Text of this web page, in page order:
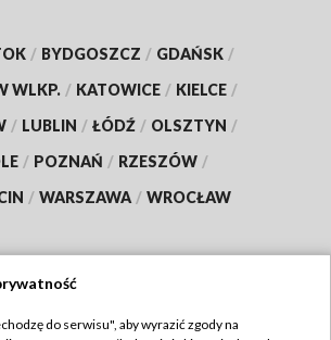
/ BYDGOSZCZ / GDAŃSK /
WLKP. / KATOWICE / KIELCE /
/ LUBLIN / ŁÓDŹ / OLSZTYN /
/ POZNAŃ / RZESZÓW /
/ WARSZAWA / WROCŁAW
do serwisu", aby wyrazić zgody na